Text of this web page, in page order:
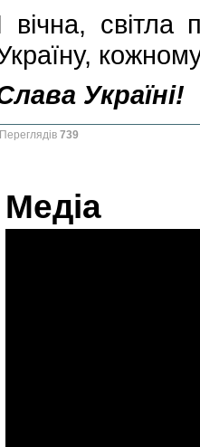
вічна,
Україні!
Переглядів 739
Медіа